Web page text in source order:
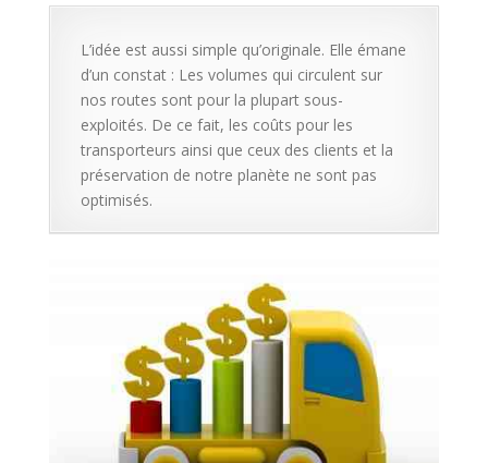
L’idée est aussi simple qu’originale. Elle émane
d’un constat : Les volumes qui circulent sur
nos routes sont pour la plupart sous-
exploités. De ce fait, les coûts pour les
transporteurs ainsi que ceux des clients et la
préservation de notre planète ne sont pas
optimisés.